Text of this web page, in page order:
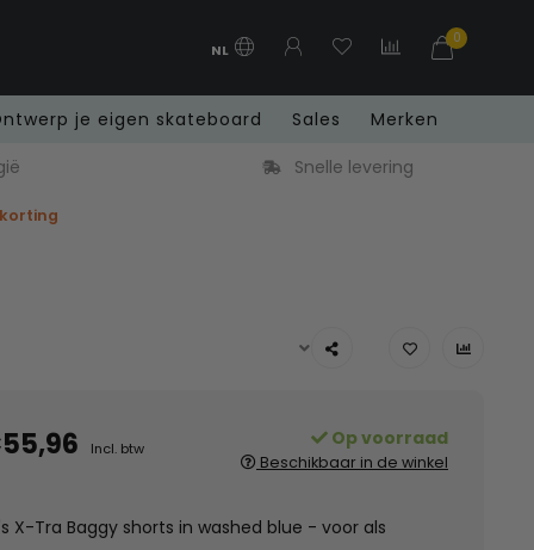
NL
0
je eigen skateboard Sales
Merken
Snelle levering
Incl. btw Op voorraad
Beschikbaar in de winkel
X-Tra Baggy shorts in washed blue - voor als